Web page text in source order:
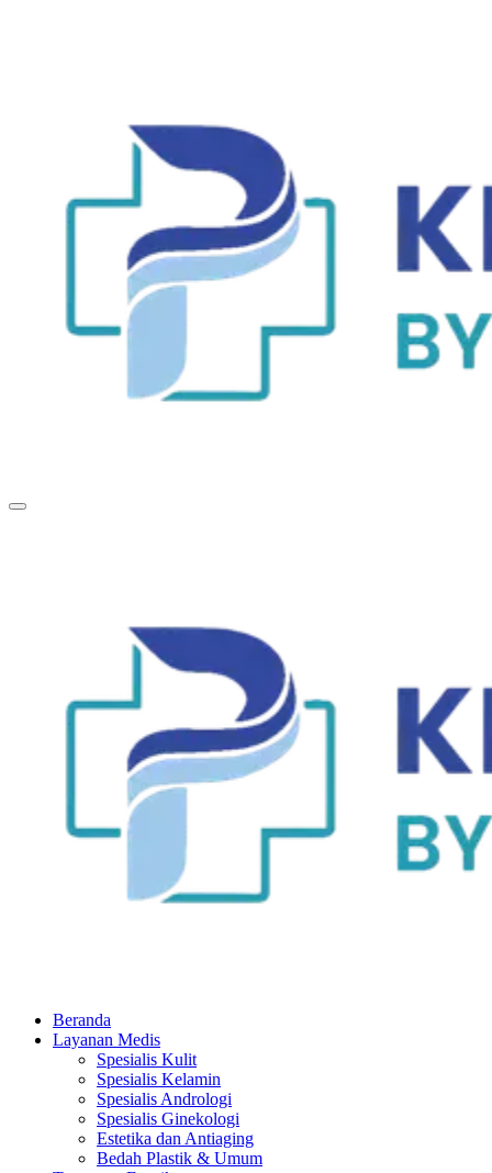
Beranda
Layanan Medis
Spesialis Kulit
Spesialis Kelamin
Spesialis Andrologi
Spesialis Ginekologi
Estetika dan Antiaging
Bedah Plastik & Umum